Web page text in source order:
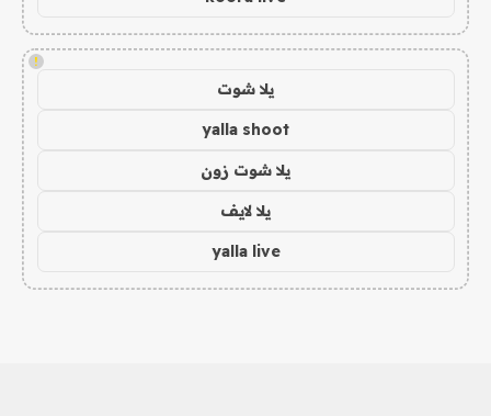
!
يلا شوت
yalla shoot
يلا شوت زون
يلا لايف
yalla live